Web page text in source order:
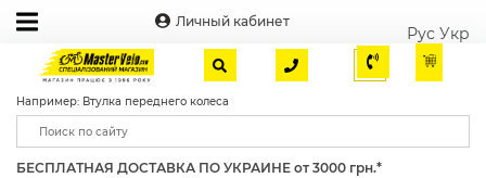
Личный кабинет
Рус Укр
Например: Втулка переднего колеса
БЕСПЛАТНАЯ ДОСТАВКА ПО УКРАИНЕ от 3000 грн.*